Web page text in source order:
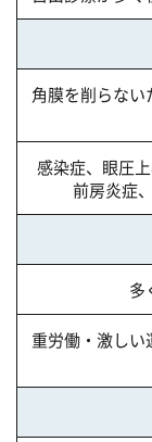
角膜を削らな
感染症、眼圧
前房炎症
多
重労働・激しい